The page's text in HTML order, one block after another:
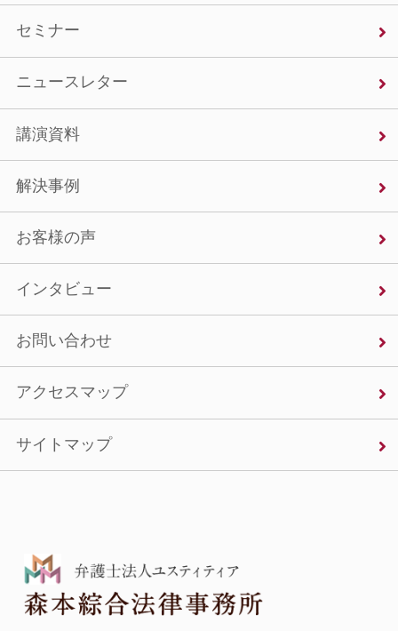
セミナー
ニュースレター
講演資料
解決事例
お客様の声
インタビュー
お問い合わせ
アクセスマップ
サイトマップ